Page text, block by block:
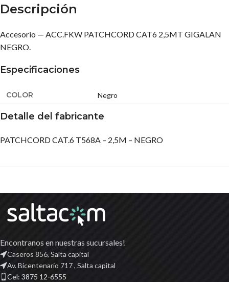
Descripción
Accesorio — ACC.FKW PATCHCORD CAT6 2,5MT GIGALAN
NEGRO.
Especificaciones
COLOR Negro
Detalle del fabricante
PATCHCORD CAT.6 T568A – 2,5M – NEGRO
Encontranos en nuestras sucursales!
Caseros 856, Salta capital
Av. Bicentenario 717 , Salta capital
Cel: 3875 12-6555